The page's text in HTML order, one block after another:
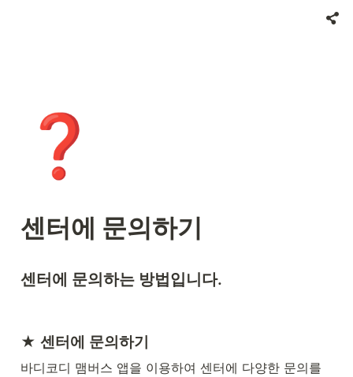
❓
센터에 문의하기
센터에 문의하는 방법입니다.
★ 센터에 문의하기
바디코디 맴버스 앱을 이용하여 센터에 다양한 문의를